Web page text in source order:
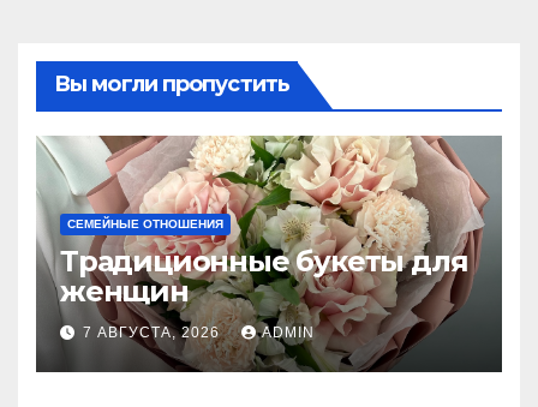
Вы могли пропустить
СЕМЕЙНЫЕ ОТНОШЕНИЯ
Традиционные букеты для
женщин
7 АВГУСТА, 2026 ADMIN